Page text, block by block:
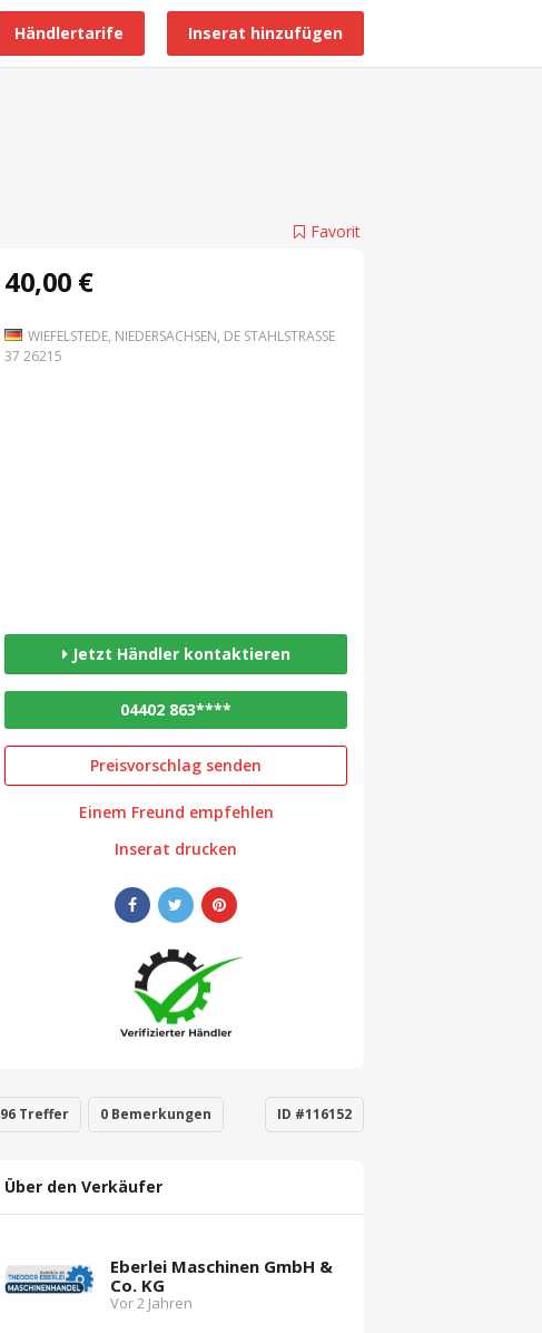
Inserat hinzufügen
Händlertarife
Favorit
40,00 €
WIEFELSTEDE, NIEDERSACHSEN, DE STAHLSTRASSE 3
7 26215
Jetzt Händler kontaktieren
04402 863****
Preisvorschlag senden
Einem Freund empfehlen
Inserat drucken
96 Treffer 0 Bemerkungen ID #116152
Über den Verkäufer
Eberlei Maschinen GmbH &
Co. KG
Vor 2 Jahren